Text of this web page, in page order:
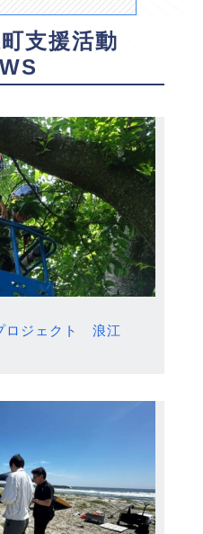
支援活動
ロジェクト 浪江